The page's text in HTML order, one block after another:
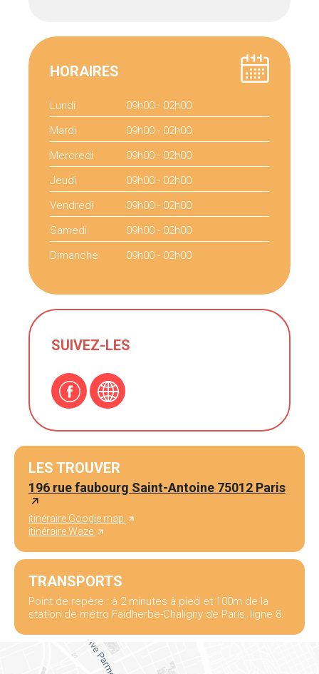
HORAIRES
Lundi
09h00 - 02h00
Mardi
09h00 - 02h00
Mercredi
09h00 - 02h00
Jeudi
09h00 - 02h00
Vendredi
09h00 - 02h00
Samedi
09h00 - 02h00
Dimanche
09h00 - 02h00
SUIVEZ-LES
LES TROUVER
196 rue faubourg Saint-Antoine 75012 Paris
itinéraire Google map
itinéraire Waze
TRANSPORTS
Point de repère : à 2 minutes à pied et 100m de la
station de métro Faidherbe-Chaligny de Paris, ligne 8.